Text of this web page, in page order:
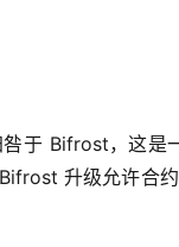
于 Bifrost，这
升级允许合